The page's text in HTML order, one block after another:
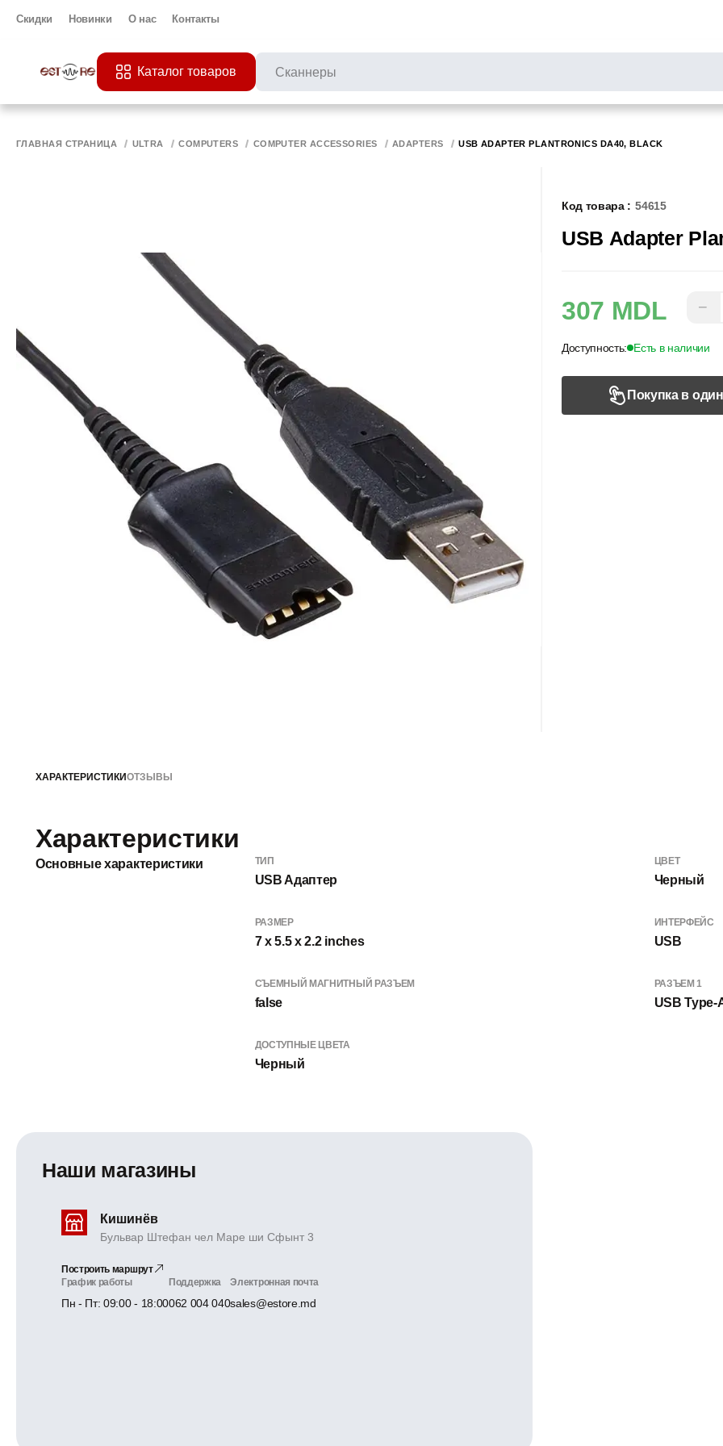
Скидки Новинки О нас Контакты
Каталог товаров
ГЛАВНАЯ СТРАНИЦА ULTRA COMPUTERS COMPUTER ACCESSORIES ADAPTERS USB ADAPTER PLANTRONICS DA40, BLACK
Код товара : 54615
USB Adapter
307 MDL −
Доступность: Есть в наличии
Покупка в
ХАРАКТЕРИСТИКИОТЗЫВЫ
Характеристики
Основные характеристики ТИП
USB Aдаптер
ЦВЕТ
Черный
РАЗМЕР
7 x 5.5 x 2.2 inches
ИНТЕРФЕЙС
USB
СЪЕМНЫЙ МАГНИТНЫЙ РАЗЪЕМ
false
РАЗЪЕМ 1
USB Type-
ДОСТУПНЫЕ ЦВЕТА
Черный
Наши магазины
Кишинёв
Бульвар Штефан чел Маре ши Сфынт 3
Построить маршрут
График работы
Пн - Пт: 09:00 - 18:00
Поддержка
062 004 040
Электронная почта
sales@estore.md